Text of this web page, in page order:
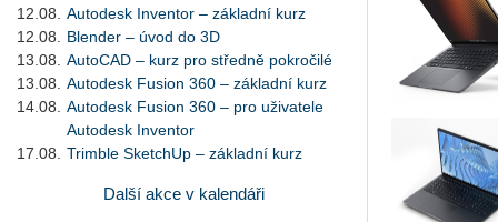
12.08.
Autodesk Inventor – základní kurz
12.08.
Blender – úvod do 3D
13.08.
AutoCAD – kurz pro středně pokročilé
13.08.
Autodesk Fusion 360 – základní kurz
14.08.
Autodesk Fusion 360 – pro uživatele
Autodesk Inventor
17.08.
Trimble SketchUp – základní kurz
Další akce v kalendáři